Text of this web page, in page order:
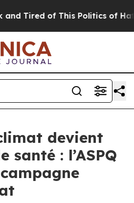
Tired of This Politics of Hatred”
devient
santé : l’ASPQ